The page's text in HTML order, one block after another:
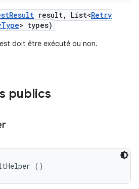
Result result, List<Retry
Type> types)
doit être exécuté ou non.
publics
()